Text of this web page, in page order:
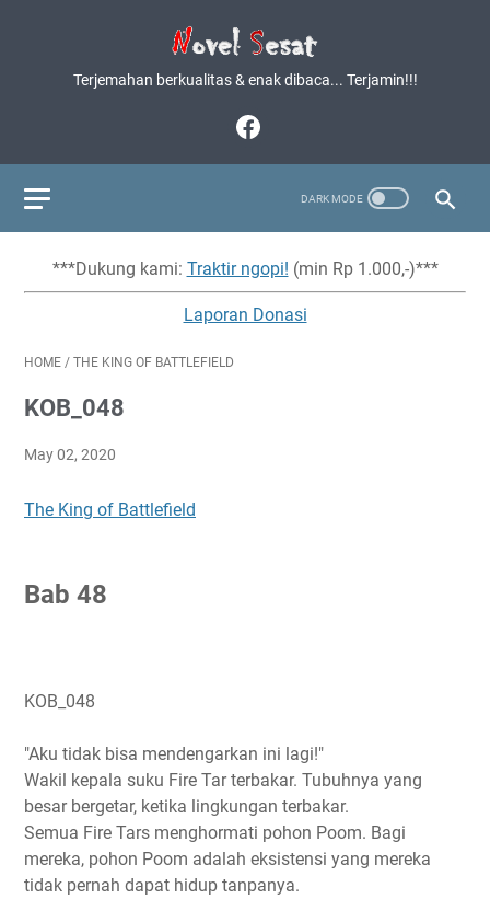
Terjemahan berkualitas & enak dibaca... Terjamin!!!
***Dukung kami: Traktir ngopi! (min Rp 1.000,-)***
Laporan Donasi
HOME / THE KING OF BATTLEFIELD
KOB_048
May 02, 2020
The King of Battlefield
Bab 48
KOB_048
"Aku tidak bisa mendengarkan ini lagi!"
Wakil kepala suku Fire Tar terbakar. Tubuhnya yang
besar bergetar, ketika lingkungan terbakar.
Semua Fire Tars menghormati pohon Poom. Bagi
mereka, pohon Poom adalah eksistensi yang mereka
tidak pernah dapat hidup tanpanya.